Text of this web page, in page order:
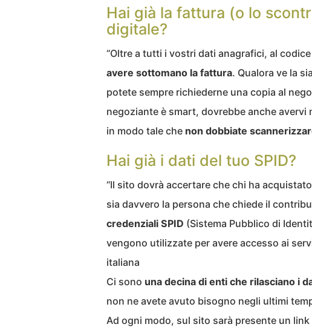
Hai già la fattura (o lo
digitale?
“Oltre a tutti i vostri dati anagrafici, al codice
avere sottomano la fattura. Qualora ve la
potete sempre richiederne una copia al
negoziante è smart, dovrebbe anche
in modo tale che non dobbiate
Hai già i dati del tuo SPID?
“Il sito dovrà accertare che chi ha
sia davvero la persona che chiede il
credenziali SPID (Sistema Pubblico di
vengono utilizzate per avere accesso ai
italiana
Ci sono una decina di enti che rilasciano i
non ne avete avuto bisogno negli ultimi
Ad ogni modo, sul sito sarà presente un link